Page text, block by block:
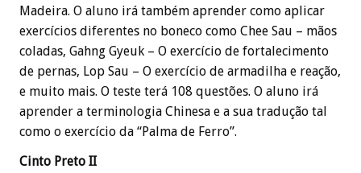
Madeira. O aluno irá também aprender como aplicar
exercícios diferentes no boneco como Chee Sau – mãos
coladas, Gahng Gyeuk – O exercício de fortalecimento
de pernas, Lop Sau – O exercício de armadilha e reação,
e muito mais. O teste terá 108 questões. O aluno irá
aprender a terminologia Chinesa e a sua tradução tal
como o exercício da “Palma de Ferro”.
Cinto Preto II